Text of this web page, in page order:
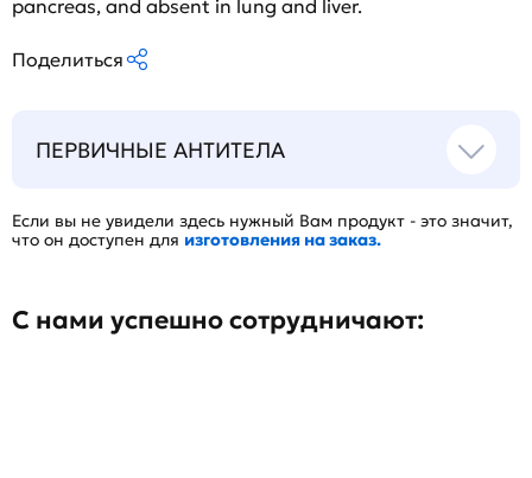
pancreas, and absent in lung and liver.
Поделиться
ПЕРВИЧНЫЕ АНТИТЕЛА
Если вы не увидели здесь нужный Вам продукт - это значит,
что он доступен для изготовления на заказ.
С нами успешно сотрудничают: